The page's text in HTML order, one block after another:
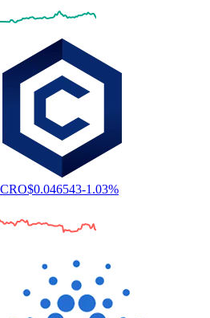
CRO$0.046543-1.03%